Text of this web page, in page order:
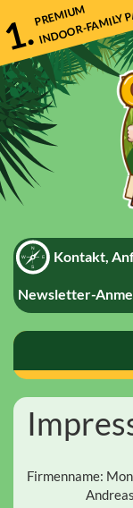
zum
Inhalt
PREMIUM
INDOOR-FAMILY
1.
Kontakt,
Newsletter-
Firmenname:
Andreas